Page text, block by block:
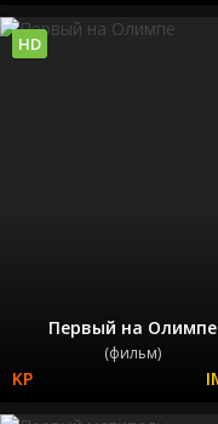
Первый на Олимпе
(фильм)
HD